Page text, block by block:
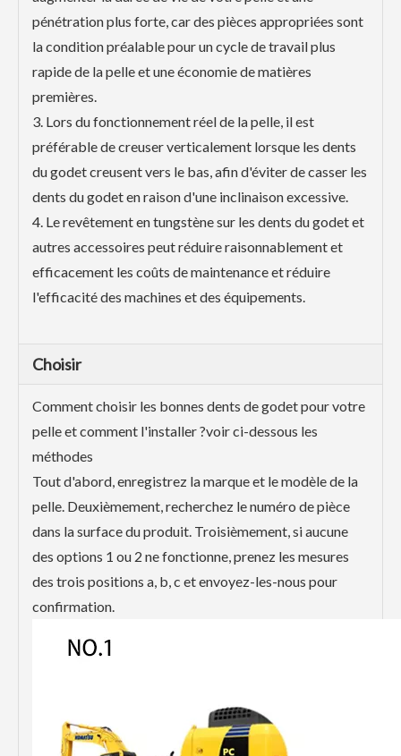
pénétration plus forte, car des pièces appropriées sont
la condition préalable pour un cycle de travail plus
rapide de la pelle et une économie de matières
premières.
3. Lors du fonctionnement réel de la pelle, il est
préférable de creuser verticalement lorsque les dents
du godet creusent vers le bas, afin d'éviter de casser les
dents du godet en raison d'une inclinaison excessive.
4. Le revêtement en tungstène sur les dents du godet et
autres accessoires peut réduire raisonnablement et
efficacement les coûts de maintenance et réduire
l'efficacité des machines et des équipements.
Choisir
Comment choisir les bonnes dents de godet pour votre
pelle et comment l'installer ?voir ci-dessous les
méthodes
Tout d'abord, enregistrez la marque et le modèle de la
pelle. Deuxièmement, recherchez le numéro de pièce
dans la surface du produit. Troisièmement, si aucune
des options 1 ou 2 ne fonctionne, prenez les mesures
des trois positions a, b, c et envoyez-les-nous pour
confirmation.